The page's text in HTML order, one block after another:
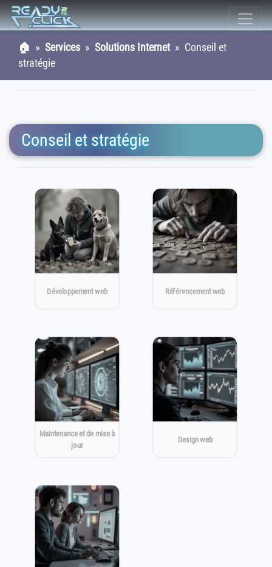
🏠 » Services » Solutions Internet» Conseil et
stratégie
Conseil et stratégie
Développement web Référencement web
Maintenance et de mise à
jour
Design web